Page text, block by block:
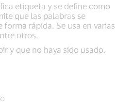
etiqueta y se define como
que las palabras se
rápida. Se usa en varias
otros.
y que no haya sido usado.